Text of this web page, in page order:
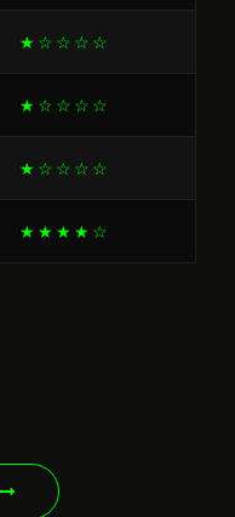
★☆☆☆☆
★☆☆☆☆
★☆☆☆☆
★★★★☆